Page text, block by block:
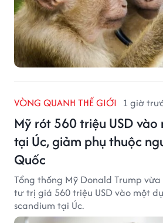
VÒNG QUANH THẾ GIỚI 1 giờ
Mỹ rót 560 triệu USD
tại Úc, giảm phụ thuộc
Quốc
Tổng thống Mỹ Donald Trump
tư trị giá 560 triệu USD vào một
scandium tại Úc.